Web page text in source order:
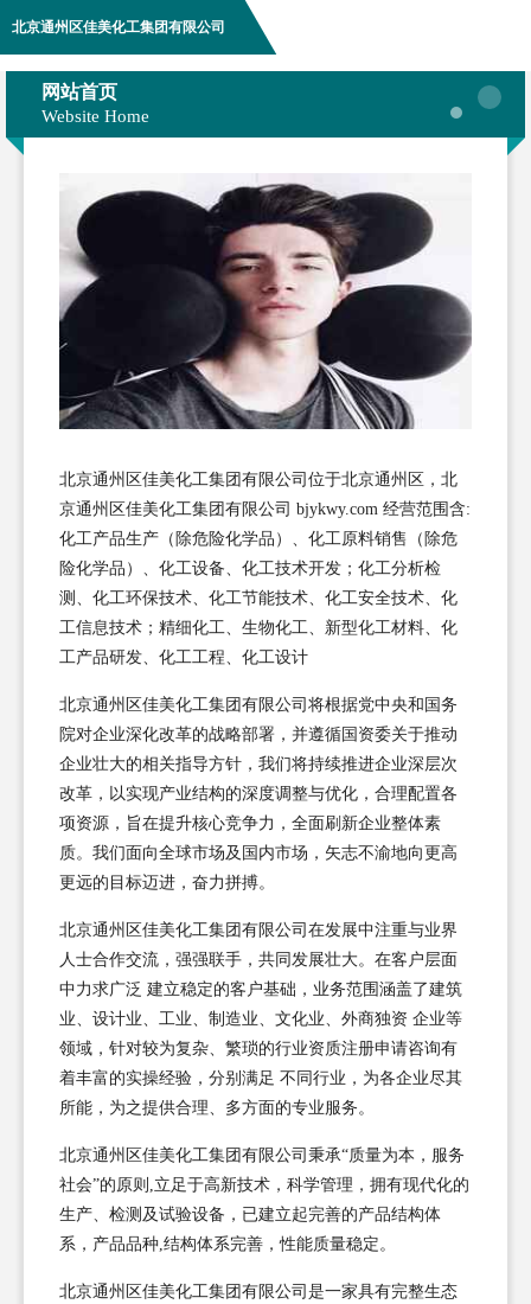
北京通州区佳美化工集团有限公司
网站首页
Website Home
北京通州区佳美化工集团有限公司位于北京通州区，北
京通州区佳美化工集团有限公司 bjykwy.com 经营范围含:
化工产品生产（除危险化学品）、化工原料销售（除危
险化学品）、化工设备、化工技术开发；化工分析检
测、化工环保技术、化工节能技术、化工安全技术、化
工信息技术；精细化工、生物化工、新型化工材料、化
工产品研发、化工工程、化工设计
北京通州区佳美化工集团有限公司将根据党中央和国务
院对企业深化改革的战略部署，并遵循国资委关于推动
企业壮大的相关指导方针，我们将持续推进企业深层次
改革，以实现产业结构的深度调整与优化，合理配置各
项资源，旨在提升核心竞争力，全面刷新企业整体素
质。我们面向全球市场及国内市场，矢志不渝地向更高
更远的目标迈进，奋力拼搏。
北京通州区佳美化工集团有限公司在发展中注重与业界
人士合作交流，强强联手，共同发展壮大。在客户层面
中力求广泛 建立稳定的客户基础，业务范围涵盖了建筑
业、设计业、工业、制造业、文化业、外商独资 企业等
领域，针对较为复杂、繁琐的行业资质注册申请咨询有
着丰富的实操经验，分别满足 不同行业，为各企业尽其
所能，为之提供合理、多方面的专业服务。
北京通州区佳美化工集团有限公司秉承“质量为本，服务
社会”的原则,立足于高新技术，科学管理，拥有现代化的
生产、检测及试验设备，已建立起完善的产品结构体
系，产品品种,结构体系完善，性能质量稳定。
北京通州区佳美化工集团有限公司是一家具有完整生态